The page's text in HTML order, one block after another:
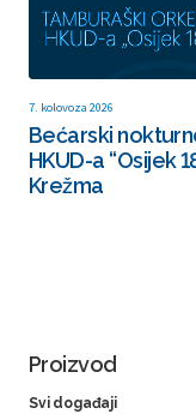
7. kolovoza 2026
Bećarski
HKUD-a “Osijek
Krežma
Proizvod
Svi događaji